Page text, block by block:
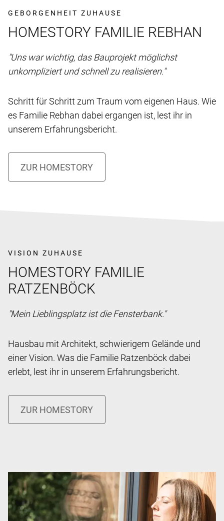
GEBORGENHEIT ZUHAUSE
HOMESTORY FAMILIE REBHAN
"Uns war wichtig, das Bauprojekt möglichst
unkompliziert und schnell zu realisieren."
Schritt für Schritt zum Traum vom eigenen Haus. Wie
es Familie Rebhan dabei ergangen ist, lest ihr in
unserem Erfahrungsbericht.
VISION ZUHAUSE
HOMESTORY FAMILIE
RATZENBÖCK
"Mein Lieblingsplatz ist die Fensterbank."
Hausbau mit Architekt, schwierigem Gelände und
einer Vision. Was die Familie Ratzenböck dabei
erlebt, lest ihr in unserem Erfahrungsbericht.